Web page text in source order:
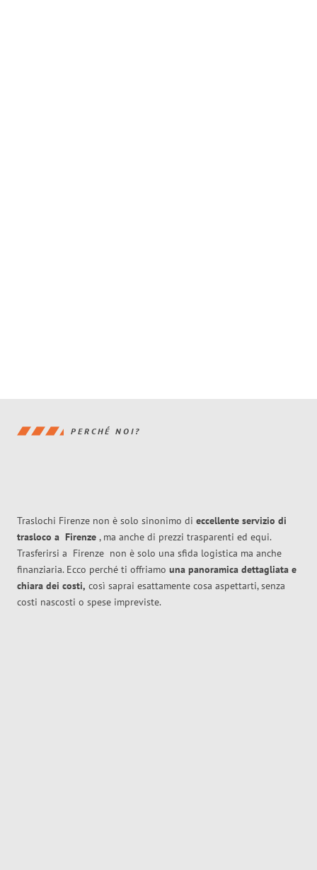
PERCHÉ NOI?
Traslochi Firenze non è solo sinonimo di eccellente servizio di
trasloco a Firenze , ma anche di prezzi trasparenti ed equi.
Trasferirsi a Firenze non è solo una sfida logistica ma anche
finanziaria. Ecco perché ti offriamo una panoramica dettagliata e
chiara dei costi, così saprai esattamente cosa aspettarti, senza
costi nascosti o spese impreviste.